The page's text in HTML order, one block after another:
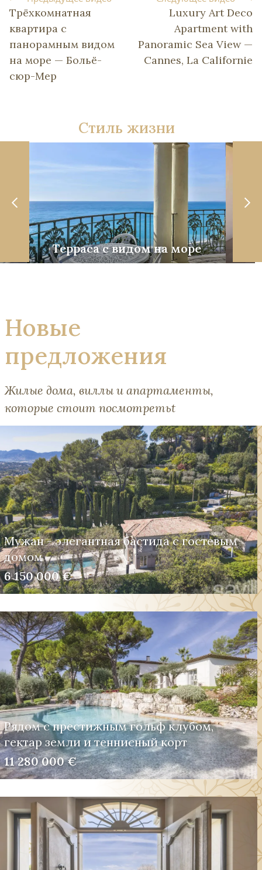
Трёхкомнатная
квартира с
панорамным видом
на море — Больё-
сюр-Мер
Luxury Art Deco
Apartment with
Panoramic Sea View —
Cannes, La Californie
Стиль жизни
Терраса с видом на море
Новые
предложения
Жилые дома, виллы и апартаменты,
которые стоит посмотретьt
Мужан - элегантная бастида с гостевым
домом
6 150 000 €
Рядом с престижным гольф клубом,
гектар земли и теннисный корт
11 280 000 €